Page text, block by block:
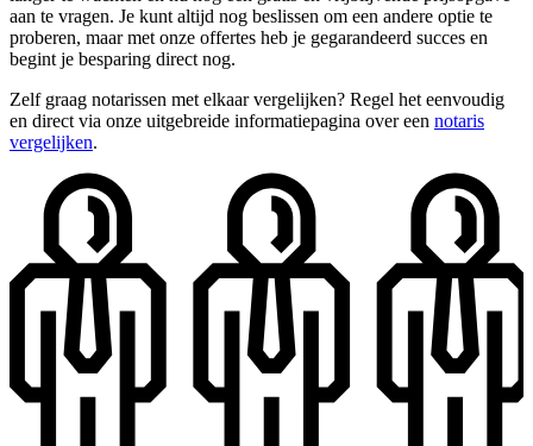
aan te vragen. Je kunt altijd nog beslissen om een andere optie te
proberen, maar met onze offertes heb je gegarandeerd succes en
begint je besparing direct nog.
Zelf graag notarissen met elkaar vergelijken? Regel het eenvoudig
en direct via onze uitgebreide informatiepagina over een notaris
vergelijken.